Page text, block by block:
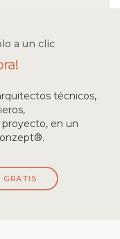
a un clic
técnicos,
en un
GRATIS